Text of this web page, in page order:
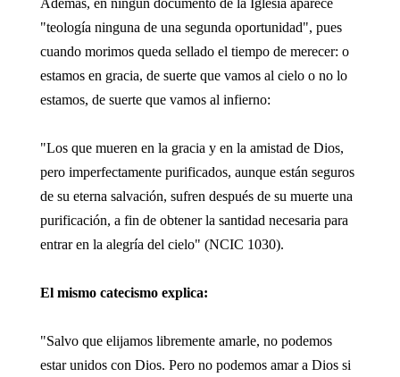
"teología ninguna de una segunda oportunidad", pues
cuando morimos queda sellado el tiempo de merecer: o
estamos en gracia, de suerte que vamos al cielo o no lo
estamos, de suerte que vamos al infierno:
"Los que mueren en la gracia y en la amistad de Dios,
pero imperfectamente purificados, aunque están seguros
de su eterna salvación, sufren después de su muerte una
purificación, a fin de obtener la santidad necesaria para
entrar en la alegría del cielo" (NCIC 1030).
El mismo catecismo explica:
"Salvo que elijamos libremente amarle, no podemos
estar unidos con Dios. Pero no podemos amar a Dios si